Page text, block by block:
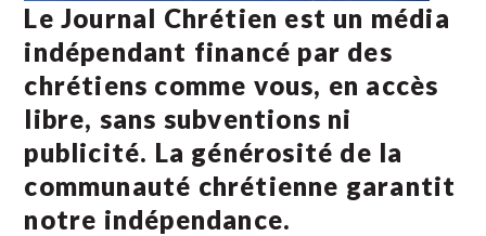
Le Journal Chrétien est un média
indépendant financé par des
chrétiens comme vous, en accès
libre, sans subventions ni
publicité. La générosité de la
communauté chrétienne garantit
notre indépendance.